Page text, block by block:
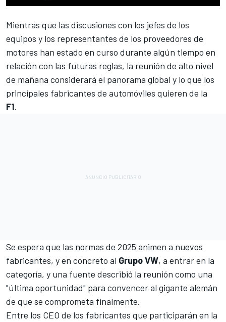
Mientras que las discusiones con los jefes de los
equipos y los representantes de los proveedores de
motores han estado en curso durante algún tiempo en
relación con las futuras reglas, la reunión de alto nivel
de mañana considerará el panorama global y lo que los
principales fabricantes de automóviles quieren de la
F1.
Se espera que las normas de 2025 animen a nuevos
fabricantes, y en concreto al Grupo VW, a entrar en la
categoría, y una fuente describió la reunión como una
"última oportunidad" para convencer al gigante alemán
de que se comprometa finalmente.
Entre los CEO de los fabricantes que participarán en la